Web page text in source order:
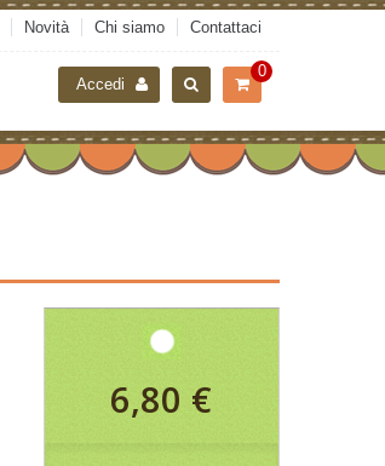
Novità Chi siamo Contattaci
0
Accedi
6,80 €